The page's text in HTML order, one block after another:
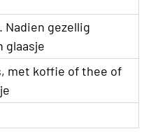
Nadien gezellig
glaasje
met koffie of thee of